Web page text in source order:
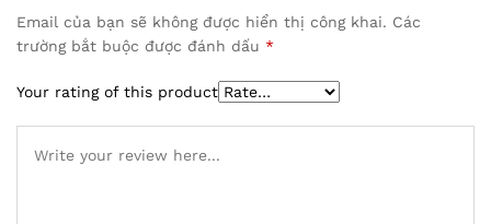
Email của bạn sẽ không được hiển thị công khai. Các
trường bắt buộc được đánh dấu *
Your rating of this product